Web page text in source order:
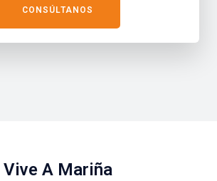
CONSÚLTANOS
Vive A Mariña